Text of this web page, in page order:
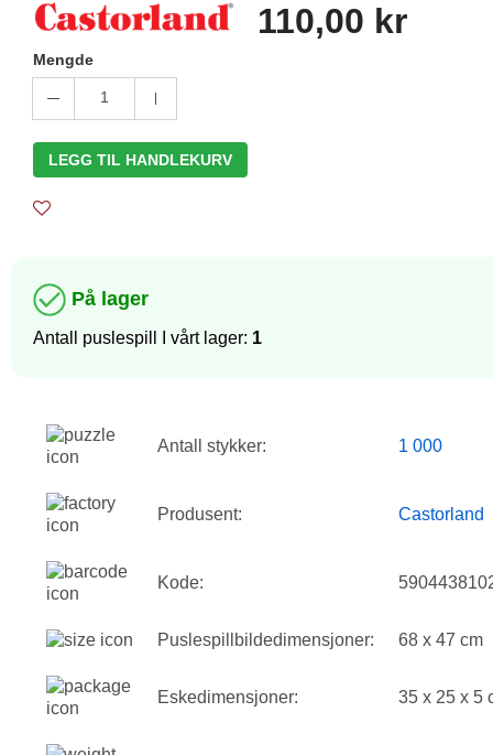
110,00 kr
Mengde
1
LEGG TIL HANDLEKURV
På lager
Antall puslespill I vårt lager: 1
Antall stykker: 1 000
Produsent: Castorland
Kode:
Puslespillbildedimensjoner: 68 x 47 cm
Eskedimensjoner: 35 x 25 x 5